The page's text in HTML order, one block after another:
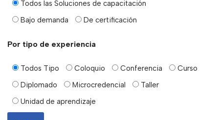
Todos las Soluciones de capacitación
Bajo demanda
De certificación
Por tipo de experiencia
Todos Tipo Coloquio Conferencia
Curso
Diplomado
Microcredencial
Taller
Unidad de aprendizaje